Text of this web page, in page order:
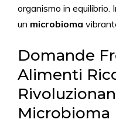
organismo in equilibrio.
un microbioma
Domande
Alimenti
Microbioma